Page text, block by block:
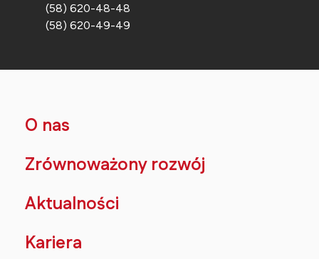
(58) 620-48-48
(58) 620-49-49
O nas
Zrównoważony rozwój
Aktualności
Kariera